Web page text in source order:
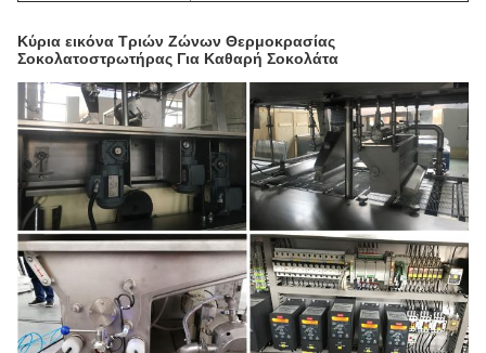
Κύρια εικόνα Τριών Ζώνων Θερμοκρασίας
Σοκολατοστρωτήρας Για Καθαρή Σοκολάτα